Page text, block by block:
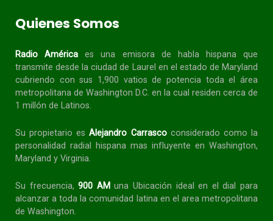
Quienes Somos
Radio América es una emisora de habla hispanaque
transmite desde la ciudad de Laurel en el estado de Maryland
cubriendo con sus 1,900 vatios de potencia toda el área
metropolitana de Washington D.C. en la cual residen cerca de
1 millón de Latinos.
Su propietario esAlejandro Carrascoconsiderado como la
personalidad radial
hispana mas influyente en Washington,
Maryland y Virginia.
Su frecuencia, 900 AM una Ubicación ideal en el dial para
alcanzar a toda lacomunidad latina en el area metropolitana
de Washington.